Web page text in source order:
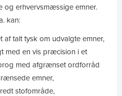
og erhvervsmæssige emner.
kan:
af talt tysk om udvalgte emner,
med en vis præcision i et
med afgrænset ordforråd
emner,
stofområde,